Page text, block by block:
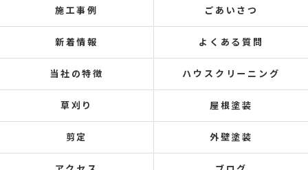
施工事例 ごあいさつ
新着情報 よくある質問
当社の特徴 ハウスクリーニング
草刈り 屋根塗装
剪定 外壁塗装